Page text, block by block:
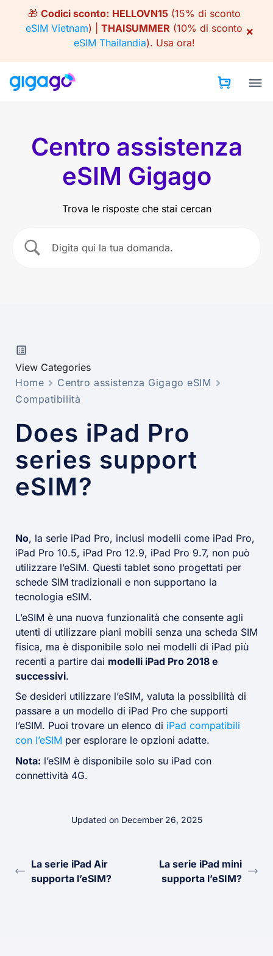
content
🎁 Codici sconto: HELLOVN15(15% di sconto
eSIM Vietnam) | THAISUMMER (10% di sconto
eSIM Thailandia). Usa ora!
×
Centro assistenza
eSIM Gigago
Trova le risposte che stai cercan
View Categories
Home
Centro assistenza Gigago eSIM
Compatibilità
Does iPad Pro
series support
eSIM?
No, la serie iPad Pro, inclusi modelli come iPad Pro,
iPad Pro 10.5, iPad Pro 12.9, iPad Pro 9.7, non può
utilizzare l’eSIM. Questi tablet sono progettati per
schede SIM tradizionali e non supportano la
tecnologia eSIM.
L’eSIM è una nuova funzionalità che consente agli
utenti di utilizzare piani mobili senza una scheda SIM
fisica, ma è disponibile solo nei modelli di iPad più
recenti a partire dai modelli iPad Pro 2018 e
successivi.
Se desideri utilizzare l’eSIM, valuta la possibilità di
passare a un modello di iPad Pro che supporti
l’eSIM. Puoi trovare un elenco di iPad compatibili
con l’eSIM per esplorare le opzioni adatte.
Nota: l’eSIM è disponibile solo su iPad con
connettività 4G.
Updated on December 26, 2025
La serie iPad Air
supporta l’eSIM?
La serie iPad mini
supporta l’eSIM?